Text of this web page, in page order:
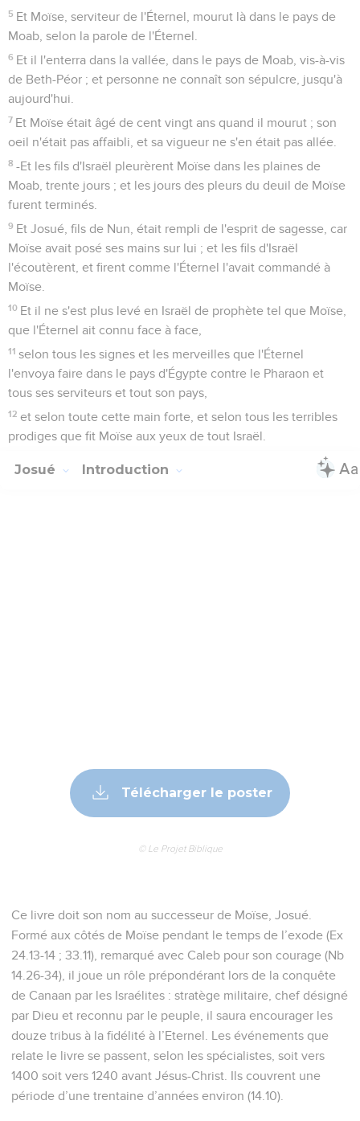
5 Et Moïse, serviteur de l'Éternel, mourut là dans le pays de
Moab, selon la parole de l'Éternel.
6 Et il l'enterra dans la vallée, dans le pays de Moab, vis-à-vis
de Beth-Péor ; et personne ne connaît son sépulcre, jusqu'à
aujourd'hui.
7 Et Moïse était âgé de cent vingt ans quand il mourut ; son
oeil n'était pas affaibli, et sa vigueur ne s'en était pas allée.
8 -Et les fils d'Israël pleurèrent Moïse dans les plaines de
Moab, trente jours ; et les jours des pleurs du deuil de Moïse
furent terminés.
9 Et Josué, fils de Nun, était rempli de l'esprit de sagesse, car
Moïse avait posé ses mains sur lui ; et les fils d'Israël
l'écoutèrent, et firent comme l'Éternel l'avait commandé à
Moïse.
10 Et il ne s'est plus levé en Israël de prophète tel que Moïse,
que l'Éternel ait connu face à face,
11 selon tous les signes et les merveilles que l'Éternel
l'envoya faire dans le pays d'Égypte contre le Pharaon et
tous ses serviteurs et tout son pays,
12 et selon toute cette main forte, et selon tous les terribles
prodiges que fit Moïse aux yeux de tout Israël.
Josué Introduction
Télécharger le poster
© Le Projet Biblique
Ce livre doit son nom au successeur de Moïse, Josué.
Formé aux côtés de Moïse pendant le temps de l’exode (Ex
24.13-14 ; 33.11), remarqué avec Caleb pour son courage (Nb
14.26-34), il joue un rôle prépondérant lors de la conquête
de Canaan par les Israélites : stratège militaire, chef désigné
par Dieu et reconnu par le peuple, il saura encourager les
douze tribus à la fidélité à l’Eternel. Les événements que
relate le livre se passent, selon les spécialistes, soit vers
1400 soit vers 1240 avant Jésus-Christ. Ils couvrent une
période d’une trentaine d’années environ (14.10).